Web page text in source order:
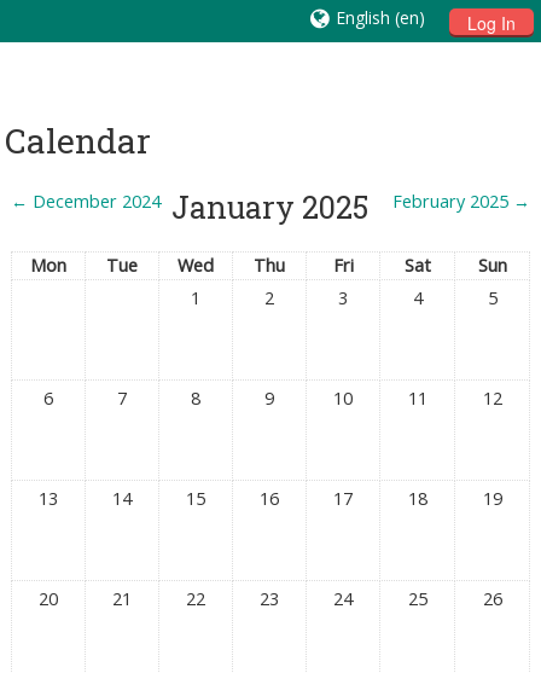
Log In
English ‎(en)‎
Calendar
← December 2024 January 2025 February 2025 →
Mon Tue Wed Thu Fri Sat
Sun
1
2 3 4 5
6 7 8 9 10 11 12
13 14 15 16 17 18 19
20 21 22 23 24 25 26